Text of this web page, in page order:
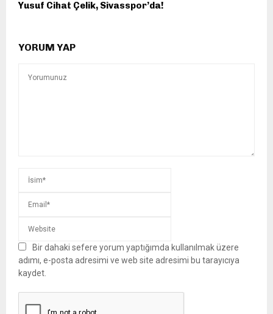
Yusuf Cihat Çelik, Sivasspor’da!
YORUM YAP
Bir dahaki sefere yorum yaptığımda kullanılmak üzere
adımı, e-posta adresimi ve web site adresimi bu tarayıcıya
kaydet.